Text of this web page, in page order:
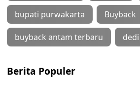
bupati purwakarta Buyback
buyback antam terbaru
Berita Populer